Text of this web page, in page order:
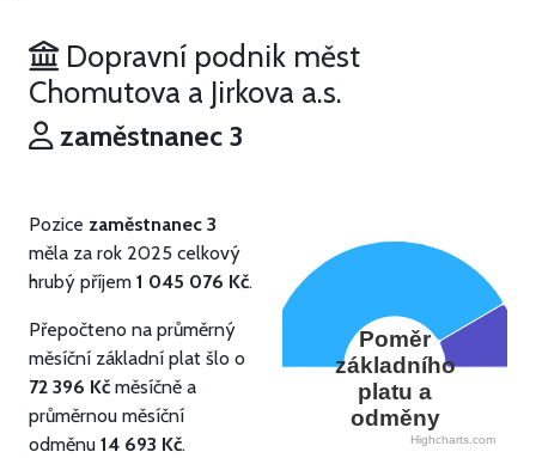
Dopravní podnik měst
Chomutova a Jirkova a.s.
zaměstnanec 3
Pozice zaměstnanec 3
měla za rok 2025 celkový
hrubý příjem 1 045 076 Kč.
Přepočteno na průměrný
měsíční základní plat šlo o
72 396 Kč měsíčně a
průměrnou měsíční
odměnu 14 693 Kč.
Poměr
základního
platu a
odměny
Highcharts.com